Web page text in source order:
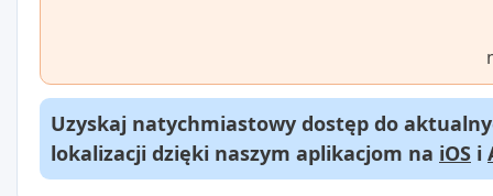
Uzyskaj natychmiastowy dostęp do
lokalizacji dzięki naszym aplikacjom na iOS i